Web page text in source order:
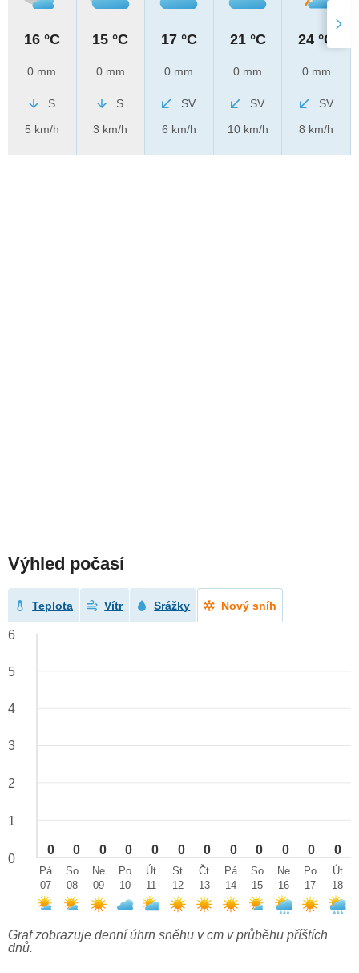
16 °C
0 mm
S
5 km/h
15 °C
0 mm
S
3 km/h
17 °C
0 mm
SV
6 km/h
21 °C
0 mm
SV
10 km/h
24 °C
0 mm
SV
8 km/h
Výhled počasí
Teplota Vítr Srážky Nový sníh
0 0 0 0 0 0 0 0 0 0 0 0
6
5
4
3
2
1
0
Pá
07
So
08
Ne
09
Po
10
Út
11
St
12
Čt
13
Pá
14
So
15
Ne
16
Po
17
Út
18
Graf zobrazuje denní úhrn sněhu v cm v průběhu příštích
dnů.